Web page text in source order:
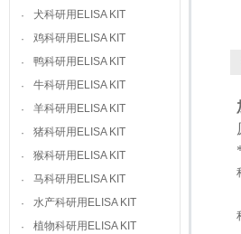
·
犬科研用ELISA KIT
·
鸡科研用ELISA KIT
·
鸭科研用ELISA KIT
·
牛科研用ELISA KIT
·
羊科研用ELISA KIT
·
猪科研用ELISA KIT
·
猴科研用ELISA KIT
·
马科研用ELISA KIT
·
水产科研用ELISA KIT
·
植物科研用ELISA KIT